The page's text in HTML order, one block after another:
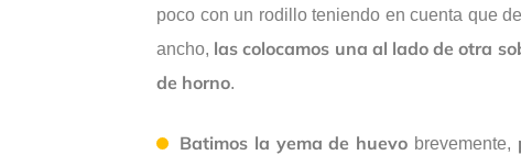
poco con un rodillo teniendo en cuenta que
ancho, las colocamos una al lado de otra
de horno.
Batimos la yema de huevo brevemente,